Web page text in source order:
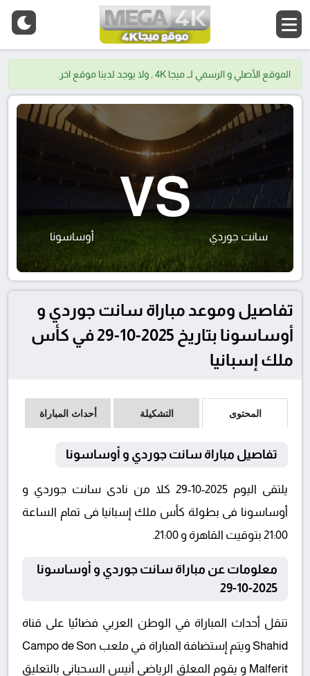
الموقع الأصلي و الرسمي لــ ميجا 4K , ولا يوجد لدينا موقع اخر.
سانت جوردي
VS
أوساسونا
تفاصيل وموعد مباراة سانت جوردي و
أوساسونا بتاريخ 2025-10-29 في كأس
ملك إسبانيا
المحتوى التشكيلة أحداث المباراة
تفاصيل مباراة سانت جوردي و أوساسونا
يلتقى اليوم 2025-10-29 كلا من نادى سانت جوردي و
أوساسونا فى بطولة كأس ملك إسبانيا فى تمام الساعة
21:00 بتوقيت القاهرة و 21:00.
معلومات عن مباراة سانت جوردي و أوساسونا
2025-10-29
تنقل أحداث المباراة في الوطن العربي فضائيا على قناة
Shahid ويتم إستضافة المباراة في ملعب Campo de Son
Malferit و يقوم المعلق الرياضى أنيس السحباني بالتعليق